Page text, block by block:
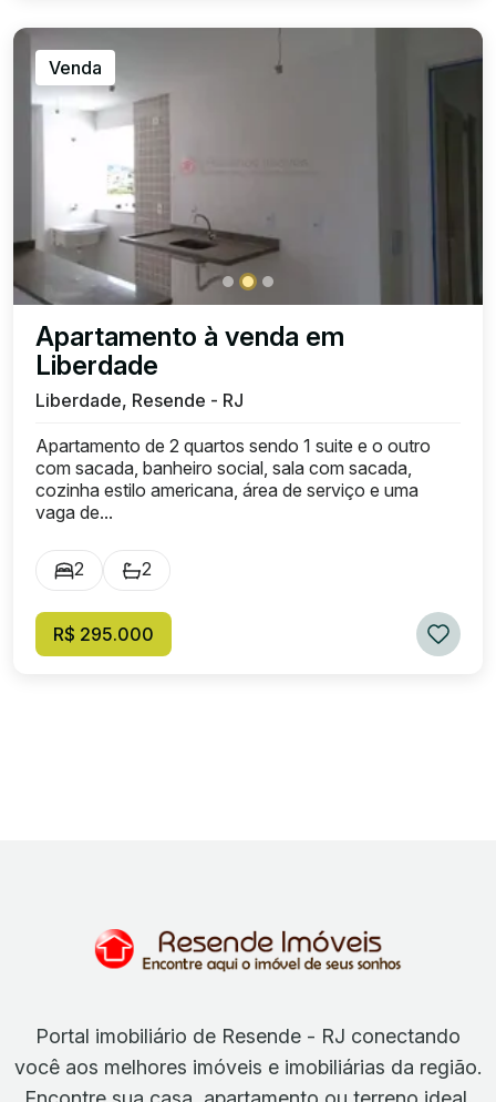
Venda
Apartamento à venda em
Liberdade
Liberdade, Resende - RJ
Apartamento de 2 quartos sendo 1 suite e o outro
com sacada, banheiro social, sala com sacada,
cozinha estilo americana, área de serviço e uma
vaga de...
2 2
R$ 295.000
Portal imobiliário de Resende - RJ conectando
você aos melhores imóveis e imobiliárias da região.